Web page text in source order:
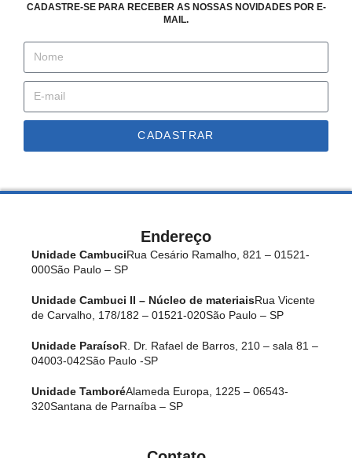
CADASTRE-SE PARA RECEBER AS NOSSAS NOVIDADES POR E-
MAIL.
CADASTRAR
Endereço
Unidade CambuciRua Cesário Ramalho, 821 – 01521-
000São Paulo – SP
Unidade Cambuci II – Núcleo de materiaisRua Vicente
de Carvalho, 178/182 – 01521-020São Paulo – SP
Unidade ParaísoR. Dr. Rafael de Barros, 210 – sala 81 –
04003-042São Paulo -SP
Unidade TamboréAlameda Europa, 1225 – 06543-
320Santana de Parnaíba – SP